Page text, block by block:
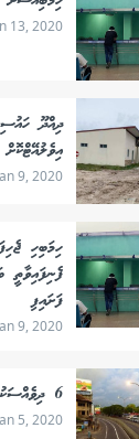
13, 2020
ދިއްދޫ
9, 2020
ހިމަބިހި
ފެނިފައިވާތީ
ފަށައިފި
9, 2020
6 ދިވެއްސަކު ލަންކާގައި ހައްޔަރުކޮށްފި
5, 2020